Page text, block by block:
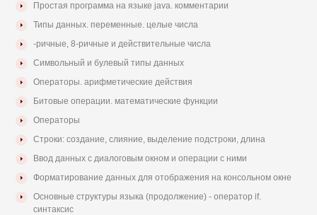
Простая программа на языке java. комментарии
Типы данных. переменные. целые числа
-ричные, 8-ричные и действительные числа
Символьный и булевый типы данных
Операторы. арифметические действия
Битовые операции. математические функции
Операторы
Строки: создание, слияние, выделение подстроки, длина
Ввод данных с диалоговым окном и операции с ними
Форматирование данных для отображения на консольном окне
Основные структуры языка (продолжение) - оператор if.
синтаксис